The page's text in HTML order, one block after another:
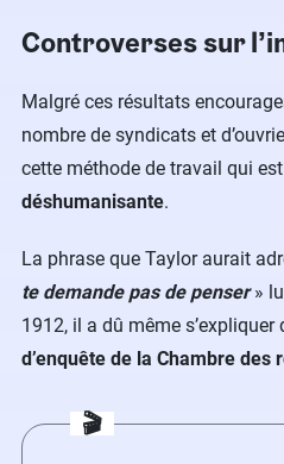
Controverses sur
Malgré ces résultats
nombre de syndicats et
cette méthode de travail qui
déshumanisante.
La phrase que Taylor aurait
te demande pas de penser»
1912, il a dû même s’expliquer
d’enquête de la Chambre des
🎬